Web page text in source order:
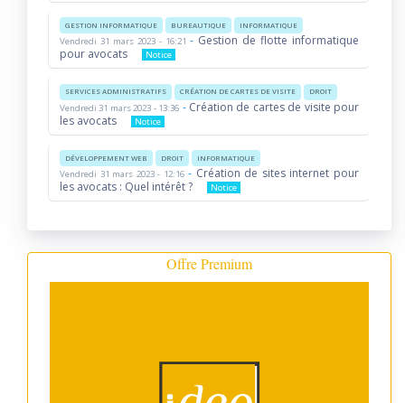
GESTION INFORMATIQUE BUREAUTIQUE INFORMATIQUE
Vendredi 31 mars 2023 - 16:21 - Gestion de flotte informatique
pour avocats
Notice
SERVICES ADMINISTRATIFS CRÉATION DE CARTES DE VISITE DROIT
Vendredi 31 mars 2023 - 13:36 - Création de cartes de visite pour
les avocats
Notice
DÉVELOPPEMENT WEB DROIT INFORMATIQUE
Vendredi 31 mars 2023 - 12:16- Création de sites internet pour
les avocats : Quel intérêt ?
Notice
Offre Premium